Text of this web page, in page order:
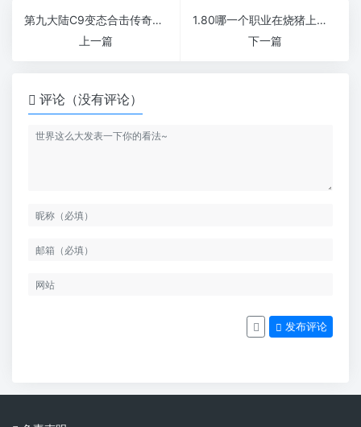
第九大陆C9变态合击传奇激情无限版
上一篇
1.80哪一个职业在烧猪上占据了优势
下一篇
评论（没有评论）
发布评论